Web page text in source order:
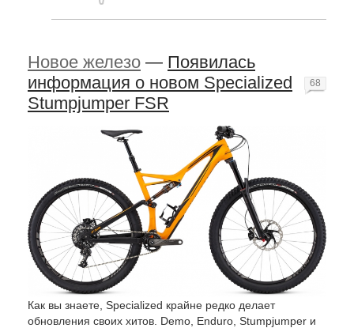
Новое железо — Появилась
информация о новом Specialized
Stumpjumper FSR
Как вы знаете, Specialized крайне редко делает
обновления своих хитов. Demo, Enduro, Stumpjumper и
68